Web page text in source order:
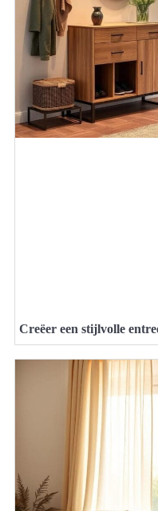
Creëer een stijlvolle